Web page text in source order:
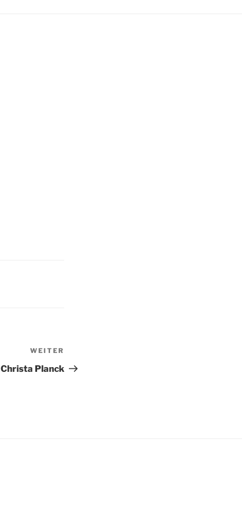
Beitrag
WEITER
Christa Planck